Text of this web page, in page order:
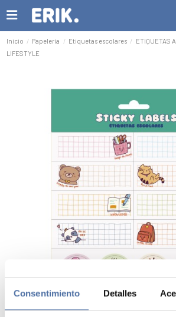
Consentimiento Detalles
Inicio Papelería Etiquetas escolares
ETIQUETAS
LIFESTYLE